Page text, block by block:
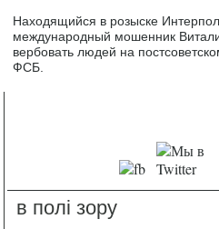
Находящийся в розыске
международный мошенник
вербовать людей на
ФСБ.
в полі зору